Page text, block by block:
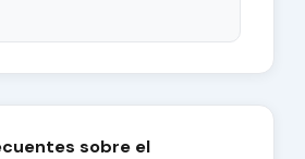
sobre el